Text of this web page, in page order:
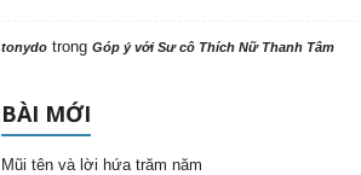
tonydotrong Góp ý với Sư cô Thích Nữ Thanh Tâm
BÀI MỚI
Mũi tên và lời hứa trăm năm